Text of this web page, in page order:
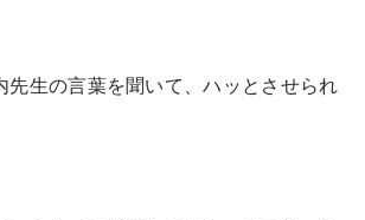
先生の言葉を聞いて、ハッとさせられ